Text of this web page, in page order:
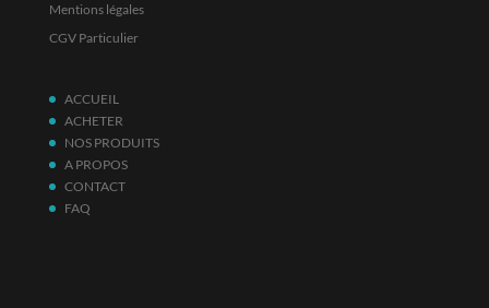
Mentions légales
CGV Particulier
ACCUEIL
ACHETER
NOS PRODUITS
A PROPOS
CONTACT
FAQ